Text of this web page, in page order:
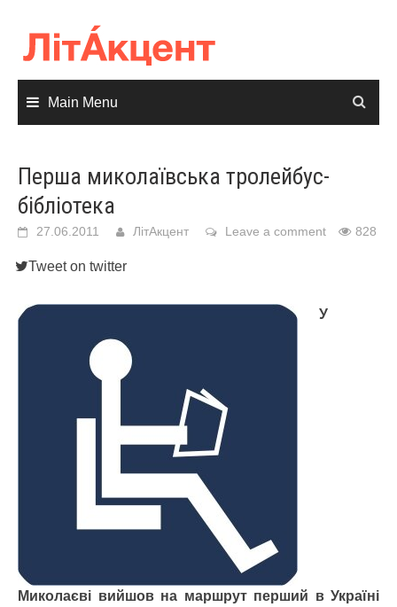
content
Main Menu
Перша миколаївська тролейбус-
бібліотека
27.06.2011 ЛітАкцент Leave a comment 828
Tweet on twitter
У
Миколаєві вийшов на маршрут перший в Україні